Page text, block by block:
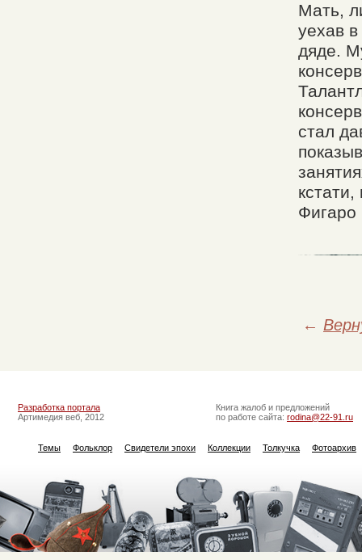
Мать,
уехав
дяде.
стал
Фигаро
←
Разработка портала
Артимедия веб, 2012
Книга жалоб и предложений
по работе сайта: rodina@22-91.ru
Темы Фольклор Свидетели эпохи Коллекции Толкучка Фотоархив